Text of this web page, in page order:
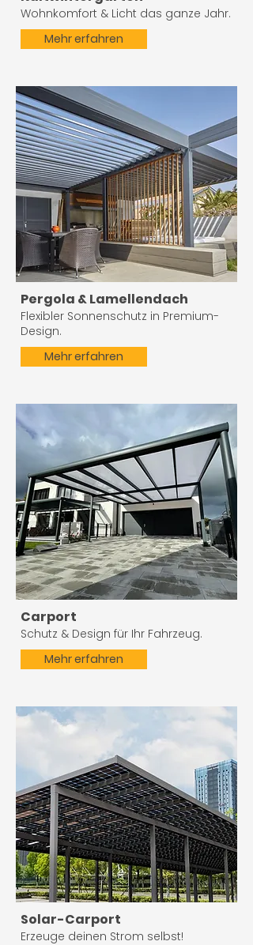
Wohnkomfort & Licht das ganze Jahr.
Mehr erfahren
Pergola & Lamellendach
Flexibler Sonnenschutz in Premium-
Design.
Mehr erfahren
Carport
Schutz & Design für Ihr Fahrzeug.
Mehr erfahren
Solar-Carport
Erzeuge deinen Strom selbst!